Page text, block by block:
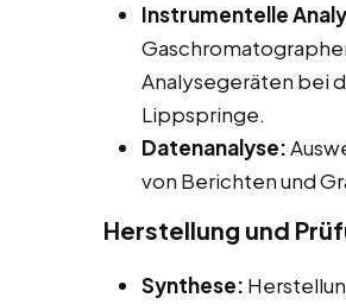
Instrumentelle
Analysegeräten bei
Lippspringe.
Datenanalyse:
von Berichten und
Herstellung und
Synthese: